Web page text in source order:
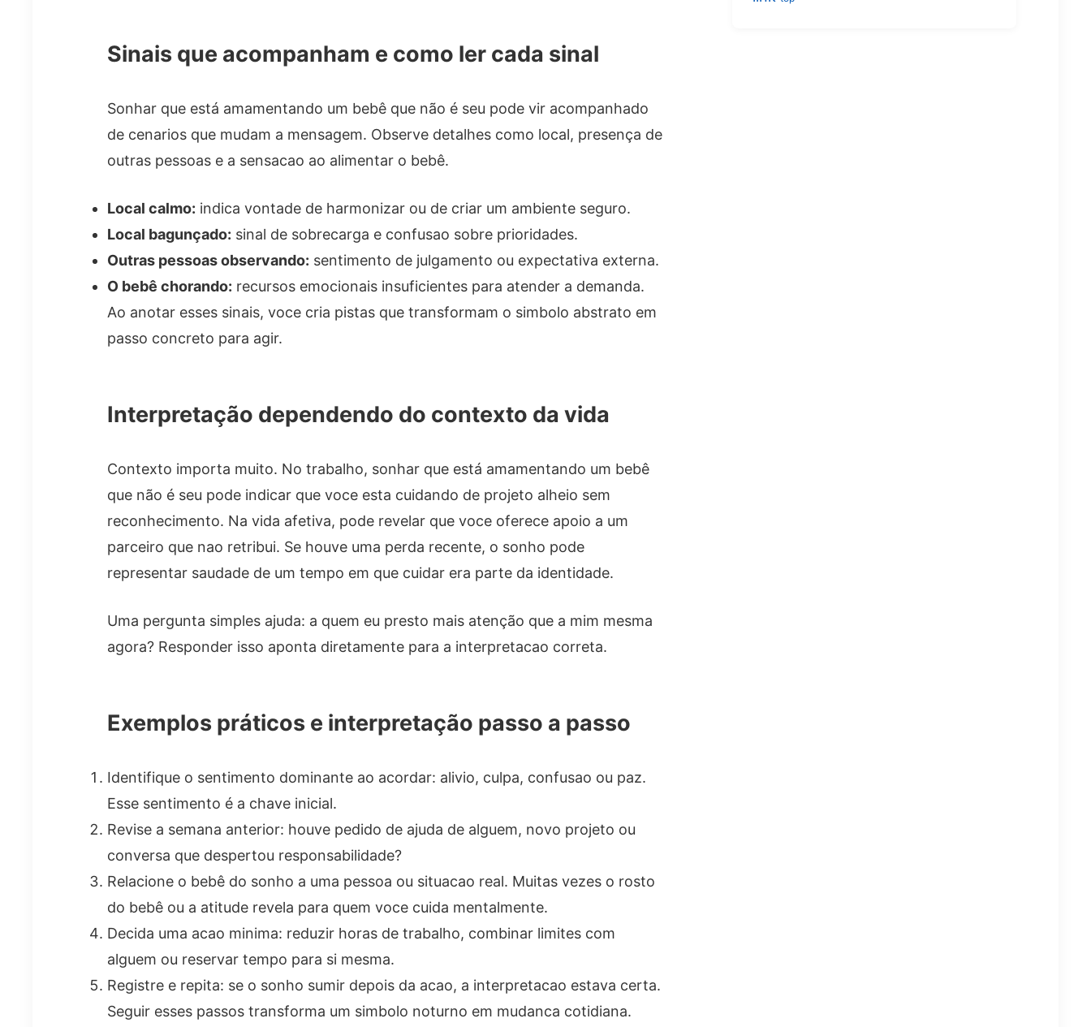
Sinais que acompanham e como ler cada sinal
Sonhar que está amamentando um bebê que não é seu pode vir acompanhado
de cenarios que mudam a mensagem. Observe detalhes como local, presença de
outras pessoas e a sensacao ao alimentar o bebê.
Local calmo: indica vontade de harmonizar ou de criar um ambiente seguro.
Local bagunçado: sinal de sobrecarga e confusao sobre prioridades.
Outras pessoas observando: sentimento de julgamento ou expectativa externa.
O bebê chorando: recursos emocionais insuficientes para atender a demanda.
Ao anotar esses sinais, voce cria pistas que transformam o simbolo abstrato em
passo concreto para agir.
Interpretação dependendo do contexto da vida
Contexto importa muito. No trabalho, sonhar que está amamentando um bebê
que não é seu pode indicar que voce esta cuidando de projeto alheio sem
reconhecimento. Na vida afetiva, pode revelar que voce oferece apoio a um
parceiro que nao retribui. Se houve uma perda recente, o sonho pode
representar saudade de um tempo em que cuidar era parte da identidade.
Uma pergunta simples ajuda: a quem eu presto mais atenção que a mim mesma
agora? Responder isso aponta diretamente para a interpretacao correta.
Exemplos práticos e interpretação passo a passo
Identifique o sentimento dominante ao acordar: alivio, culpa, confusao ou paz.
Esse sentimento é a chave inicial.
Revise a semana anterior: houve pedido de ajuda de alguem, novo projeto ou
conversa que despertou responsabilidade?
Relacione o bebê do sonho a uma pessoa ou situacao real. Muitas vezes o rosto
do bebê ou a atitude revela para quem voce cuida mentalmente.
Decida uma acao minima: reduzir horas de trabalho, combinar limites com
alguem ou reservar tempo para si mesma.
Registre e repita: se o sonho sumir depois da acao, a interpretacao estava certa.
Seguir esses passos transforma um simbolo noturno em mudanca cotidiana.